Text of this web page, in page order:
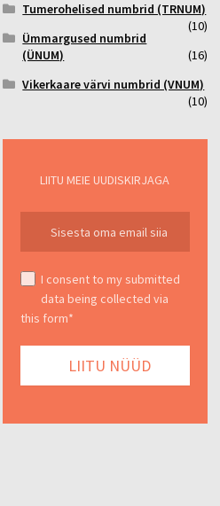
Tumerohelised numbrid (TRNUM)
(10)
Ümmargused numbrid
(ÜNUM)
(16)
Vikerkaare värvi numbrid (VNUM)
(10)
LIITU MEIE UUDISKIRJAGA
I consent to my submitted
data being collected via
this form*